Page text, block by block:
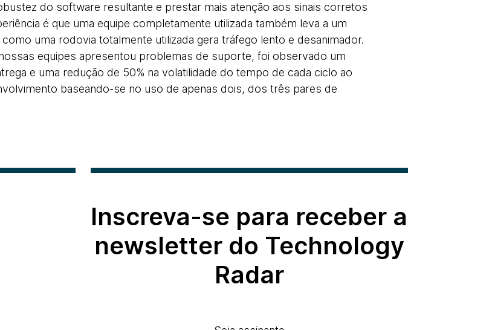
do software resultante e prestar mais atenção aos sinais corretos
é que uma equipe completamente utilizada também leva a um
uma rodovia totalmente utilizada gera tráfego lento e desanimador.
equipes apresentou problemas de suporte, foi observado um
e uma redução de 50% na volatilidade do tempo de cada ciclo ao
baseando-se no uso de apenas dois, dos três pares de
Inscreva-se para receber a
newsletter do Technology
Radar